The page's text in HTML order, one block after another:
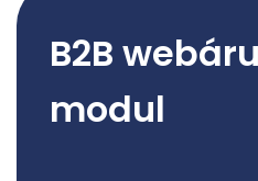
B2B
modul